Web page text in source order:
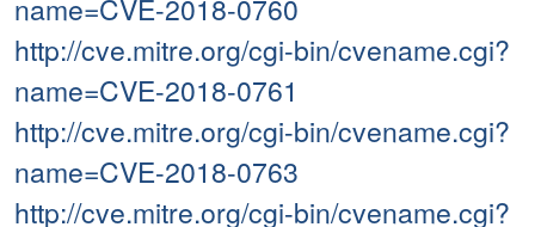
name=CVE-2018-0760
http://cve.mitre.org/cgi-bin/cvename.cgi?
name=CVE-2018-0761
http://cve.mitre.org/cgi-bin/cvename.cgi?
name=CVE-2018-0763
http://cve.mitre.org/cgi-bin/cvename.cgi?